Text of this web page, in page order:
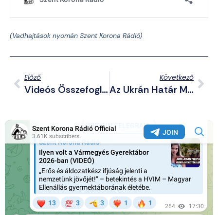
(Vadhajtások nyomán Szent Korona Rádió)
Előző
Videós Összefoglaló A 2022-Es Hídblokádról – Szabadságot Budaházynak!
Következő
Az Ukrán Határ Mellett Tart Hadigyakorlatot A Fehérorosz Hadsereg